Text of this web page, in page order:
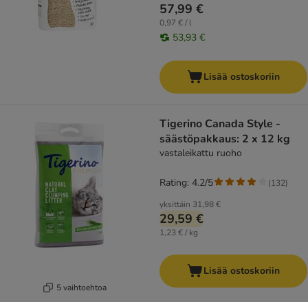
57,99 €
0,97 € / l
53,93 €
Lisää ostoskoriin
5 vaihtoehtoa
Tigerino Canada Style -
säästöpakkaus: 2 x 12 kg
vastaleikattu ruoho
yksittäin 31,98 €
29,59 €
1,23 € / kg
Rating: 4.2/5 (132)
Lisää ostoskoriin